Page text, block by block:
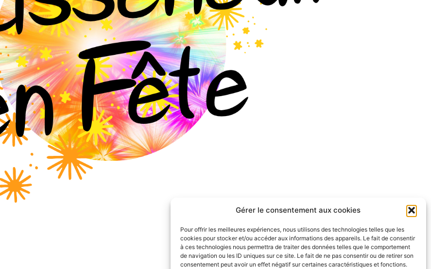
Gérer le consentement aux cookies
Pour offrir les meilleures expériences, nous utilisons des technologies telles que les
cookies pour stocker et/ou accéder aux informations des appareils. Le fait de consentir
à ces technologies nous permettra de traiter des données telles que le comportement
de navigation ou les ID uniques sur ce site. Le fait de ne pas consentir ou de retirer son
consentement peut avoir un effet négatif sur certaines caractéristiques et fonctions.